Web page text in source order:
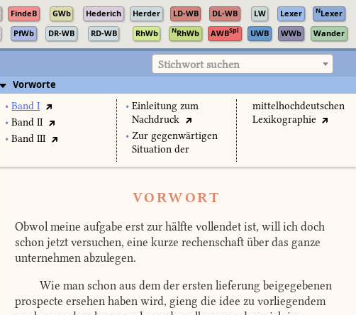
FindeB GWb Hederich Herder LD-WB DL-WB LW Lexer NLexer
PfWb DR-WB RD-WB RhWb NRhWb AWBSpl UWB WWb Wander
Stichwort suchen
Vorworte
• Band I
• Band II
• Band III
• Einleitung zum
Nachdruck
• Zur gegenwärtigen
Situation der
mittelhochdeutschen
Lexikographie
VORWORT
Obwol meine aufgabe erst zur hälfte vollendet ist, will ich doch
schon jetzt versuchen, eine kurze rechenschaft über das ganze
unternehmen abzulegen.
Wie man schon aus dem der ersten lieferung beigegebenen
prospecte ersehen haben wird, gieng die idee zu vorliegendem